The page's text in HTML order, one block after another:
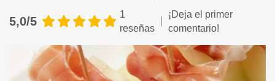
5,0/5
1
reseñas
¡Deja el primer
comentario!